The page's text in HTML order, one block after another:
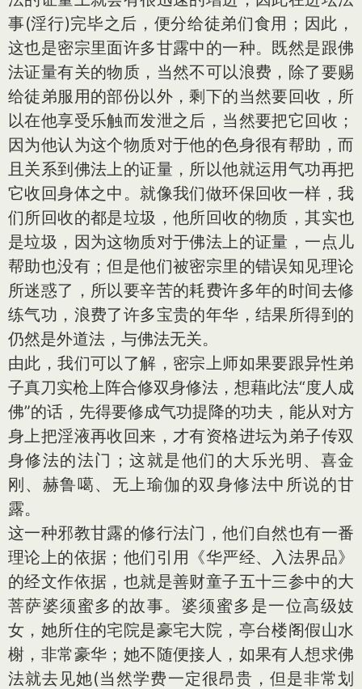
事(淫行)完毕之后，便分给徒弟们食用；因此，
这也是密宗里面许多甘露中的一种。既然是跟佛
法证量有关的物质，当然不可以浪费，除了要赐
给徒弟服用的部份以外，剩下的当然要回收，所
以在他享受乐触而发泄之后，当然要把它回收；
因为他认为这个物质对于他的色身很有帮助，而
且关系到佛法上的证量，所以他就运用气功再把
它收回身体之中。就像我们做环保回收一样，我
们所回收的都是垃圾，他所回收的物质，其实也
是垃圾，因为这物质对于佛法上的证量，一点儿
帮助也没有；但是他们被密宗里的错误知见理论
所迷惑了，所以要辛苦的耗费许多年的时间去修
练气功，浪费了许多宝贵的年华，结果所得到的
仍然是外道法，与佛法无关。
由此，我们可以了解，密宗上师如果要跟异性弟
子真刀实枪上阵合修双身修法，想藉此法“度人成
佛”的话，先得要修成气功提降的功夫，能从对方
身上把淫液再收回来，才有资格进坛为弟子传双
身修法的法门；这就是他们的大乐光明、喜金
刚、赫鲁噶、无上瑜伽的双身修法中所说的甘
露。
这一种邪教甘露的修行法门，他们自然也有一番
理论上的依据；他们引用《华严经、入法界品》
的经文作依据，也就是善财童子五十三参中的大
菩萨婆须蜜多的故事。婆须蜜多是一位高级妓
女，她所住的宅院是豪宅大院，亭台楼阁假山水
榭，非常豪华；她不随便接人，如果有人想求佛
法就去见她(当然学费一定很昂贵，但是非常划